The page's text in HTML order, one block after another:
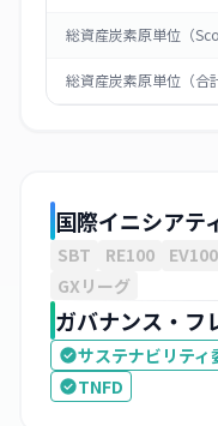
総資産炭素原単位（
総資産炭素原単位（合
国際イニシアテ
SBT RE100 EV100
GXリーグ
ガバナンス・フ
サステナビリティ
TNFD